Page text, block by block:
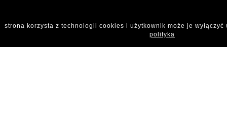
strona korzysta z technologii cookies i użytkownik może je
polityka